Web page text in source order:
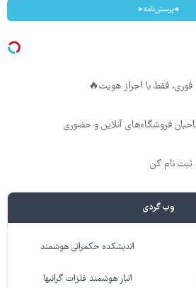
◂پرسش‌نامه▸
وب گردی
اندیشکده حکمرانی هوشمند
انبار هوشمند فلزات گرانبها